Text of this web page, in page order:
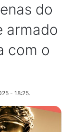
do
armado
com o
- 18:25.